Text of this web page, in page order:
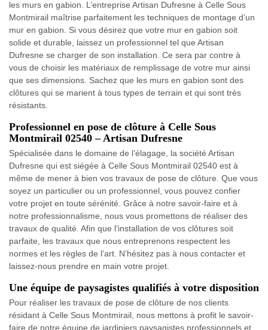
les murs en gabion. L’entreprise Artisan Dufresne à Celle Sous
Montmirail maîtrise parfaitement les techniques de montage d’un
mur en gabion. Si vous désirez que votre mur en gabion soit
solide et durable, laissez un professionnel tel que Artisan
Dufresne se charger de son installation. Ce sera par contre à
vous de choisir les matériaux de remplissage de votre mur ainsi
que ses dimensions. Sachez que les murs en gabion sont des
clôtures qui se marient à tous types de terrain et qui sont très
résistants.
Professionnel en pose de clôture à Celle Sous
Montmirail 02540 – Artisan Dufresne
Spécialisée dans le domaine de l’élagage, la société Artisan
Dufresne qui est siégée à Celle Sous Montmirail 02540 est à
même de mener à bien vos travaux de pose de clôture. Que vous
soyez un particulier ou un professionnel, vous pouvez confier
votre projet en toute sérénité. Grâce à notre savoir-faire et à
notre professionnalisme, nous vous promettons de réaliser des
travaux de qualité. Afin que l’installation de vos clôtures soit
parfaite, les travaux que nous entreprenons respectent les
normes et les règles de l’art. N’hésitez pas à nous contacter et
laissez-nous prendre en main votre projet.
Une équipe de paysagistes qualifiés à votre disposition
Pour réaliser les travaux de pose de clôture de nos clients
résidant à Celle Sous Montmirail, nous mettons à profit le savoir-
faire de notre équipe de jardiniers paysagistes professionnels et